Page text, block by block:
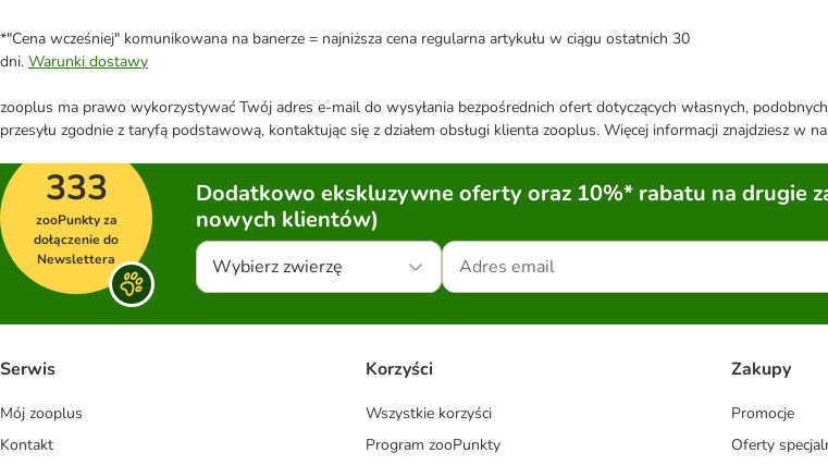
*"Cena wcześniej" komunikowana na banerze = najniższa cena regularna artykułu w ciągu ostatnich 30
dni. Warunki dostawy
zooplus ma prawo wykorzystywać Twój adres e-mail do wysyłania bezpośrednich ofert dotyczących własnych,
przesyłu zgodnie z taryfą podstawową, kontaktując się z działem obsługi klienta zooplus. Więcej informacji znajdziesz w
333
zooPunkty za
dołączenie do
Newslettera
Dodatkowo ekskluzywne oferty oraz 10%* rabatu na drugie
nowych klientów)
Wybierz zwierzę
Serwis
Mój zooplus
Kontakt
Korzyści
Wszystkie korzyści
Program zooPunkty
Zakupy
Promocje
Oferty